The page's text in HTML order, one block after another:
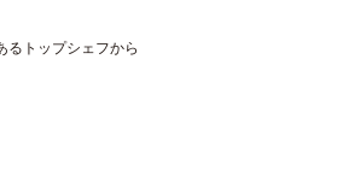
るトップシェフから